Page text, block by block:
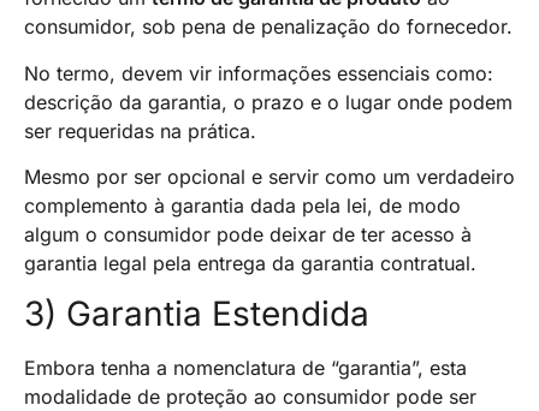
consumidor, sob pena de penalização do fornecedor.
No termo, devem vir informações essenciais como:
descrição da garantia, o prazo e o lugar onde podem
ser requeridas na prática.
Mesmo por ser opcional e servir como um verdadeiro
complemento à garantia dada pela lei, de modo
algum o consumidor pode deixar de ter acesso à
garantia legal pela entrega da garantia contratual.
3) Garantia Estendida
Embora tenha a nomenclatura de “garantia”, esta
modalidade de proteção ao consumidor pode ser